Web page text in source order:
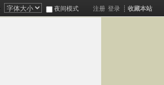
收藏本站
注册 登录 ┊
夜间模式